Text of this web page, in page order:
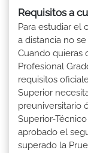
Requisitos a
Para estudiar el
a distancia no
Cuando quieras
Profesional
requisitos
Superior
preuniversitario
Superior-
aprobado el
superado la